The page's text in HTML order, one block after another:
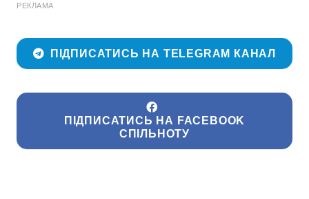
РЕКЛАМА
ПІДПИСАТИСЬ НА TELEGRAM КАНАЛ
ПІДПИСАТИСЬ НА FACEBOOK
СПІЛЬНОТУ